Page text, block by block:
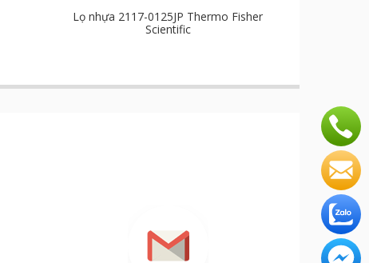
Lọ nhựa 2117-0125JP Thermo Fisher
Scientific